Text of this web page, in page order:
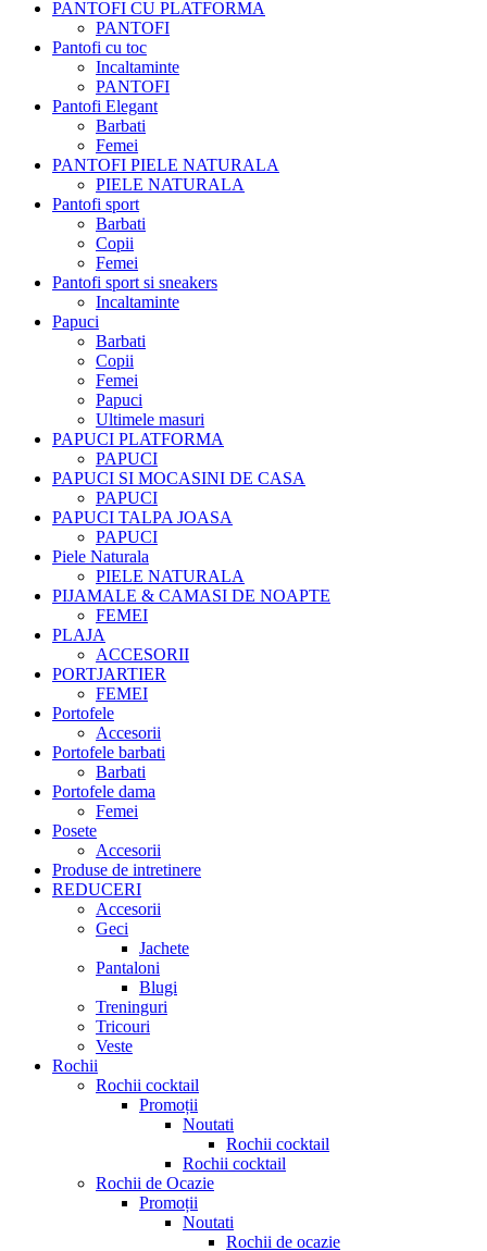
PANTOFI CU PLATFORMA
PANTOFI
Pantofi cu toc
Incaltaminte
PANTOFI
Pantofi Elegant
Barbati
Femei
PANTOFI PIELE NATURALA
PIELE NATURALA
Pantofi sport
Barbati
Copii
Femei
Pantofi sport si sneakers
Incaltaminte
Papuci
Barbati
Copii
Femei
Papuci
Ultimele masuri
PAPUCI PLATFORMA
PAPUCI
PAPUCI SI MOCASINI DE CASA
PAPUCI
PAPUCI TALPA JOASA
PAPUCI
Piele Naturala
PIELE NATURALA
PIJAMALE & CAMASI DE NOAPTE
FEMEI
PLAJA
ACCESORII
PORTJARTIER
FEMEI
Portofele
Accesorii
Portofele barbati
Barbati
Portofele dama
Femei
Posete
Accesorii
Produse de intretinere
REDUCERI
Accesorii
Geci
Jachete
Pantaloni
Blugi
Treninguri
Tricouri
Veste
Rochii
Rochii cocktail
Promoții
Noutati
Rochii cocktail
Rochii cocktail
Rochii de Ocazie
Promoții
Noutati
Rochii de ocazie